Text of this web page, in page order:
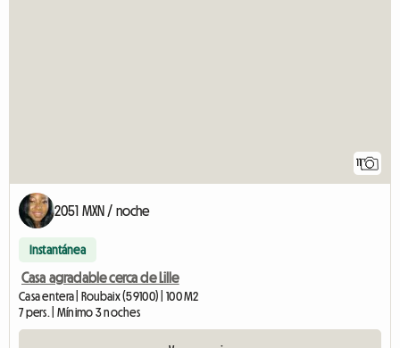
11
2051 MXN / noche
Instantánea
Casa agradable cerca de Lille
Casa entera | Roubaix (59100) | 100 M2
7 pers. | Mínimo 3 noches